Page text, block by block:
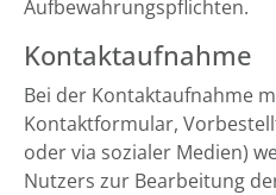
Aufbewahrungspflichten.
Kontaktaufnahme
Bei der Kontaktaufnahme
Kontaktformular,
oder via sozialer Medien)
Nutzers zur Bearbeitung